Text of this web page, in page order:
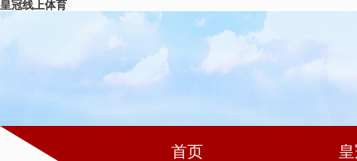
皇冠线上体育
首页